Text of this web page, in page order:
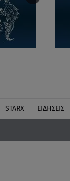
STARX ΕΙΔΉΣΕΙΣ